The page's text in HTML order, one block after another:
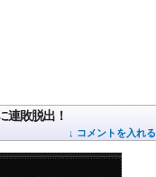
連敗脱出！
↓ コメントを入れる